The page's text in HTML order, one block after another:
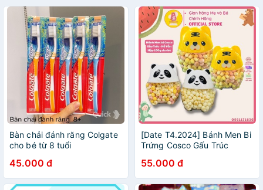
Bàn chải đánh răng Colgate
cho bé từ 8 tuổi
45.000 đ
[Date T4.2024] Bánh Men Bi
Trứng Cosco Gấu Trúc
55.000 đ